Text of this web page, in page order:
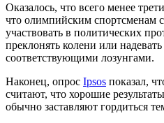
Оказалось, что всего менее
что олимпийским спортсменам
участвовать в политических
преклонять колени или
соответствующими лозунгами.
Наконец, опрос Ipsos показал,
считают, что хорошие
обычно заставляют гордиться